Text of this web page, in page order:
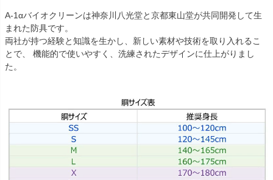
A-1αバイオクリーンは神奈川八光堂と京都東山堂が共同開発して生
まれた防具です。
両社が持つ経験と知識を生かし、新しい素材や技術を取り入れるこ
とで、 機能的で使いやすく、洗練されたデザインに仕上がりまし
た。